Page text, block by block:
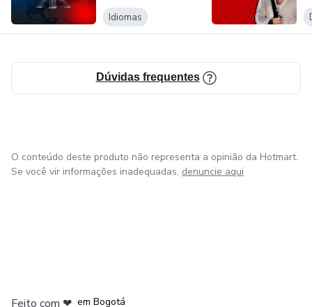
Idiomas
Dúvidas frequentes
O conteúdo deste produto não representa a opinião da Hotmart.
Se você vir informações inadequadas, denuncie aqui
Feito com ❤ em Bogotá